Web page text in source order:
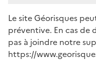
Le site Géorisques
préventive. En cas de
pas à joindre notre
https://